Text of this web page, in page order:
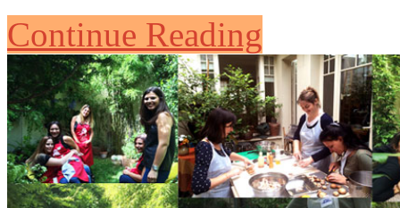
Continue Reading